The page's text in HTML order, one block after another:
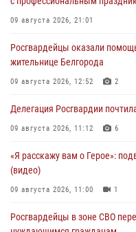
09 августа 2026, 21:01
Росгвардейцы оказали
жительнице Белгорода
09 августа 2026, 12:52 2
Делегация Росгвардии
09 августа 2026, 11:12 6
«Я расскажу вам о Герое»:
(видео)
09 августа 2026, 11:00 1
Росгвардейцы в зоне СВО